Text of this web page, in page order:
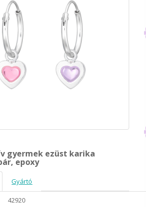
gyermek ezüst karika
epoxy
Gyártó
42920